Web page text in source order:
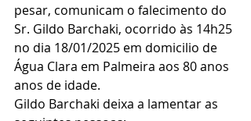
pesar, comunicam o falecimento do
Sr. Gildo Barchaki, ocorrido às 14h25
no dia 18/01/2025 em domicilio de
Água Clara em Palmeira aos 80 anos
anos de idade.
Gildo Barchaki deixa a lamentar as